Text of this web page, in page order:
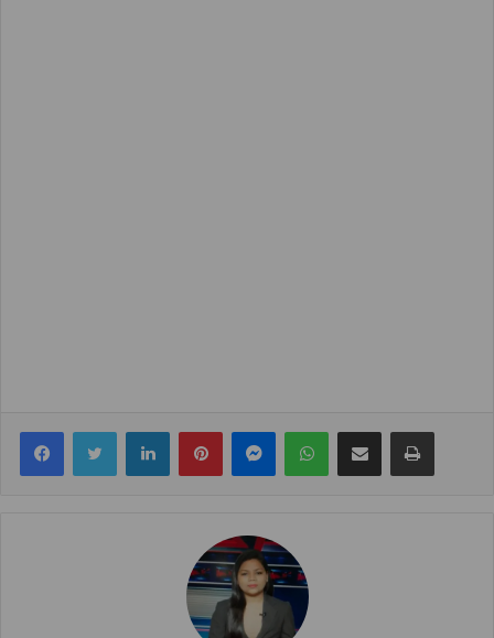
FacebookTwitter LinkedInPinterestMessengerWhatsAppShare via Email Print